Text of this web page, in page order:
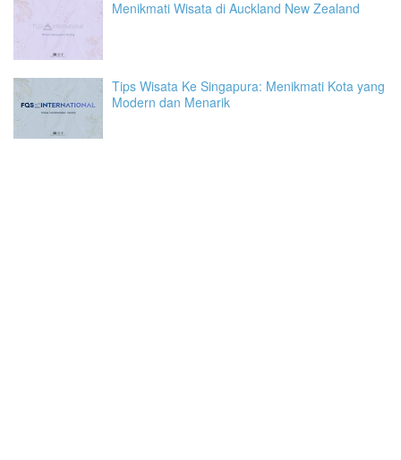
Menikmati Wisata di Auckland New Zealand
Tips Wisata Ke Singapura: Menikmati Kota yang
Modern dan Menarik